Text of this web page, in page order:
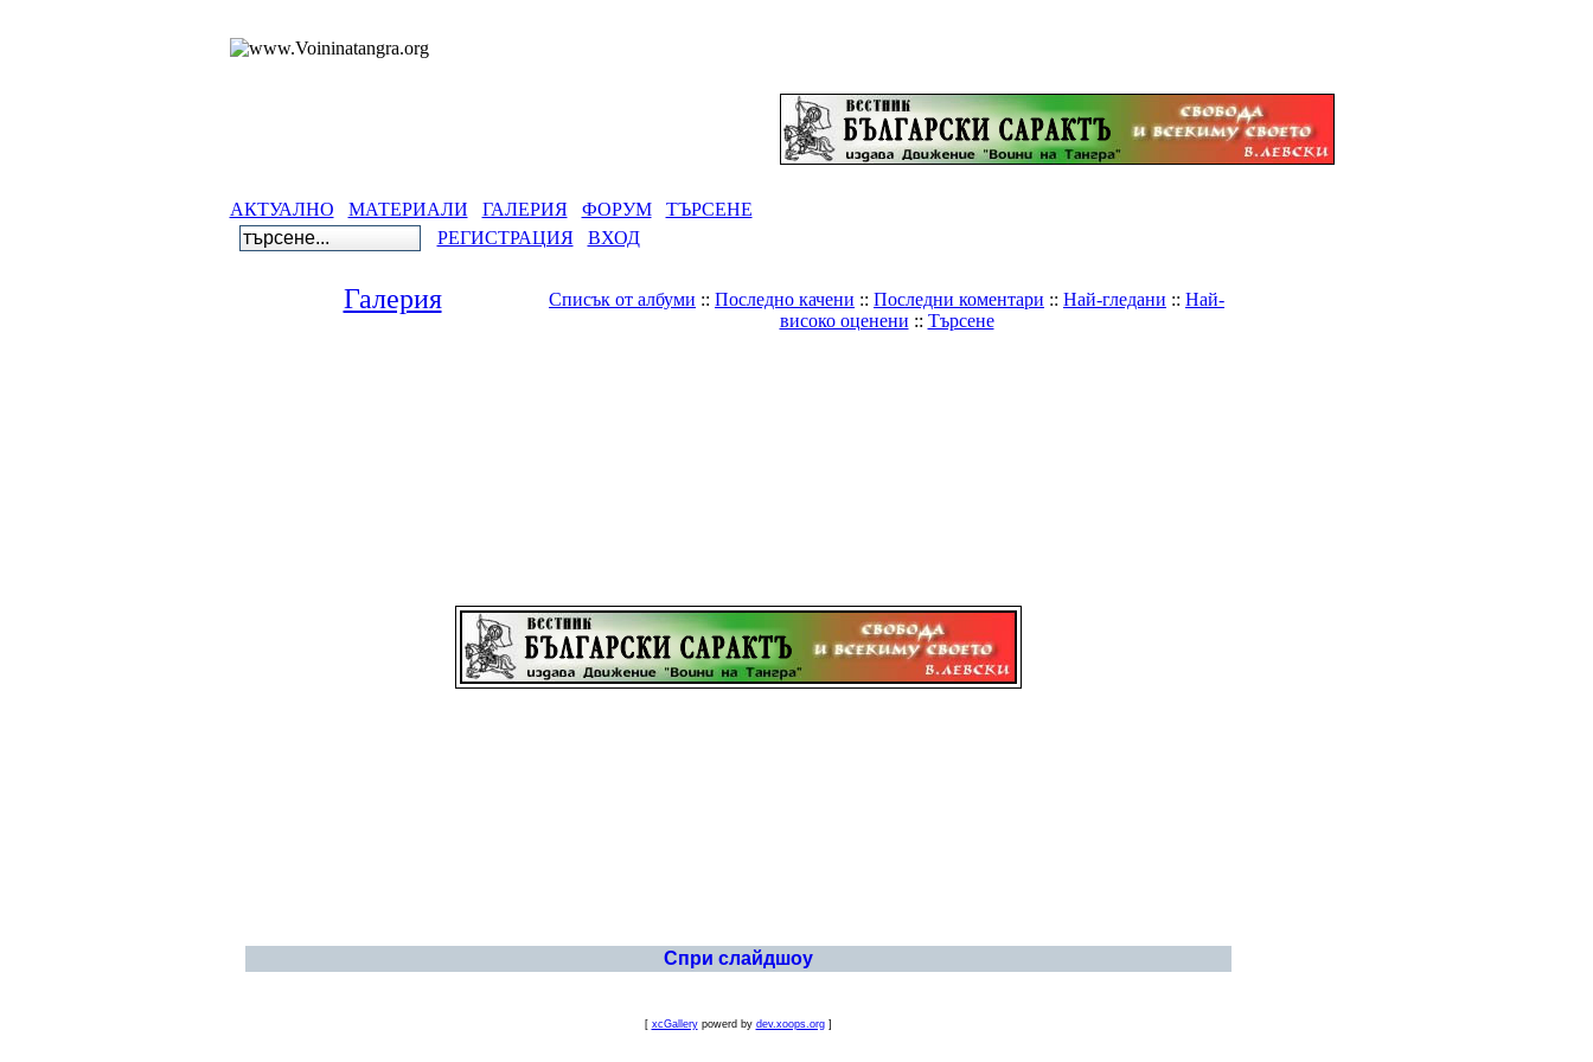
АКТУАЛНО МАТЕРИАЛИ ГАЛЕРИЯ ФОРУМ
ТЪРСЕНЕ
РЕГИСТРАЦИЯ
ВХОД
Галерия Списък от албуми :: Последно качени :: Последни коментари :: Най-гледани :: Най-
високо оценени :: Търсене
Спри слайдшоу
[ xcGallerypowerd by dev.xoops.org]